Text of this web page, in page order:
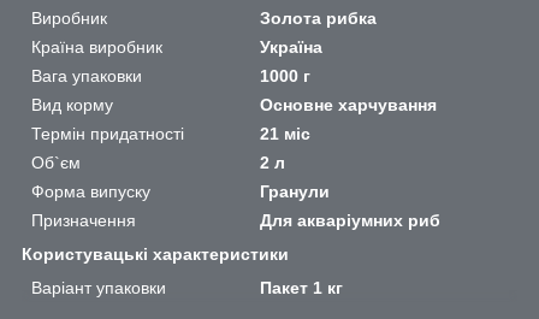
Виробник
Золота рибка
Країна виробник
Україна
Вага упаковки
1000 г
Вид корму
Основне харчування
Термін придатності
21 міс
Об`єм
2 л
Форма випуску
Гранули
Призначення
Для акваріумних риб
Користувацькі характеристики
Варіант упаковки
Пакет 1 кг